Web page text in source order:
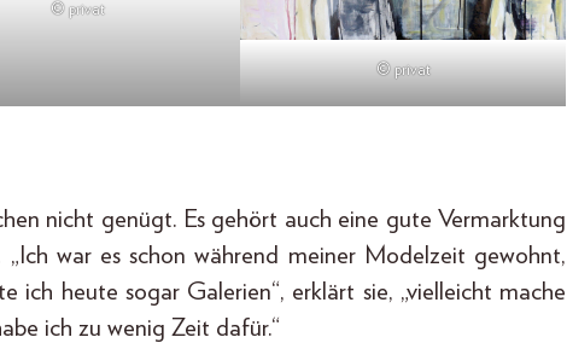
© privat
© privat
nicht genügt. Es gehört auch eine gute Vermarktung
„Ich war es schon während meiner Modelzeit gewohnt,
ich heute sogar Galerien“, erklärt sie, „vielleicht mache
ich zu wenig Zeit dafür.“